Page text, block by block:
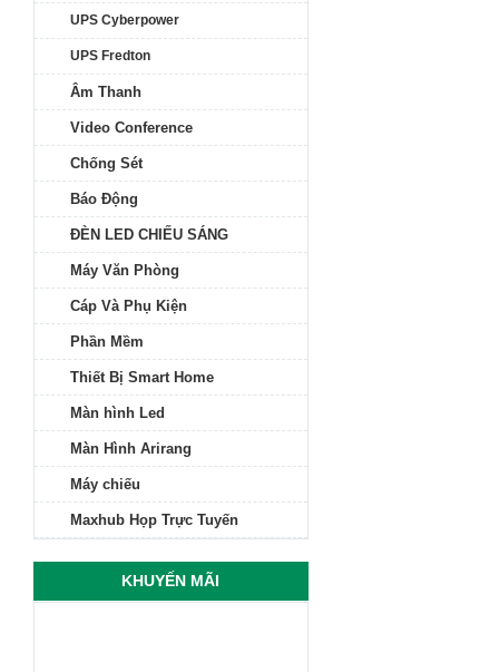
UPS Cyberpower
UPS Fredton
Âm Thanh
Video Conference
Chống Sét
Báo Động
ĐÈN LED CHIẾU SÁNG
Máy Văn Phòng
Cáp Và Phụ Kiện
Phần Mềm
Thiết Bị Smart Home
Màn hình Led
Màn Hình Arirang
Máy chiếu
Maxhub Họp Trực Tuyến
KHUYẾN MÃI